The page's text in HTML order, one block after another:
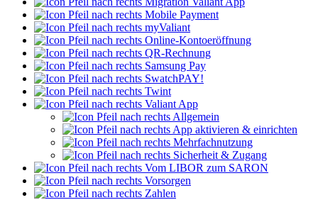
Mobile Payment
myValiant
Online-Kontoeröffnung
QR-Rechnung
Samsung Pay
SwatchPAY!
Twint
Valiant App
Allgemein
App aktivieren & einrichten
Mehrfachnutzung
Sicherheit & Zugang
Vom LIBOR zum SARON
Vorsorgen
Zahlen